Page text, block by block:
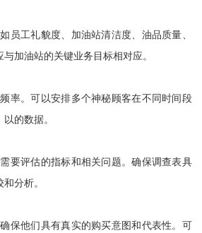
员工礼貌度、加油站清洁度、油品质量、
加油站的关键业务目标相对应。
率。可以安排多个神秘顾客在不同时间段
的数据。
要评估的指标和相关问题。确保调查表具
分析。
保他们具有真实的购买意图和代表性。可